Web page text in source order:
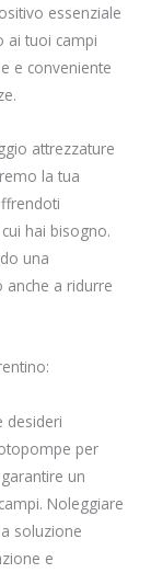
essenziale
ai tuoi campi
e conveniente
attrezzature
la tua
hai bisogno.
una
anche a ridurre
desideri
per
un
Noleggiare
soluzione
e